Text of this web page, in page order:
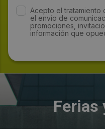
Acepto el tratamiento
el envío de
promociones,
información que
Ferias